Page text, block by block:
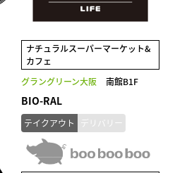
ナチュラルスーパーマーケット&
カフェ
グラングリーン大阪
南館B1F
BIO-RAL
テイクアウト デリバリー